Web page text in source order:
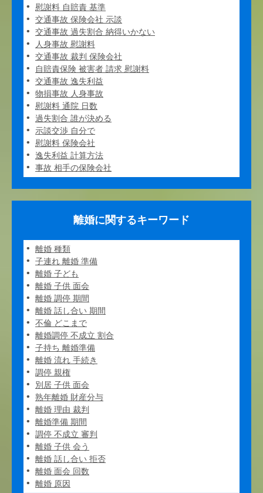
慰謝料 自賠責 基準
交通事故 保険会社 示談
交通事故 過失割合 納得いかない
人身事故 慰謝料
交通事故 裁判 保険会社
自賠責保険 被害者 請求 慰謝料
交通事故 逸失利益
物損事故 人身事故
慰謝料 通院 日数
過失割合 誰が決める
示談交渉 自分で
慰謝料 保険会社
逸失利益 計算方法
事故 相手の保険会社
離婚に関するキーワード
離婚 種類
子連れ 離婚 準備
離婚 子ども
離婚 子供 面会
離婚 調停 期間
離婚 話し合い 期間
不倫 どこまで
離婚調停 不成立 割合
子持ち 離婚準備
離婚 流れ 手続き
調停 親権
別居 子供 面会
熟年離婚 財産分与
離婚 理由 裁判
離婚準備 期間
調停 不成立 審判
離婚 子供 会う
離婚 話し合い 拒否
離婚 面会 回数
離婚 原因